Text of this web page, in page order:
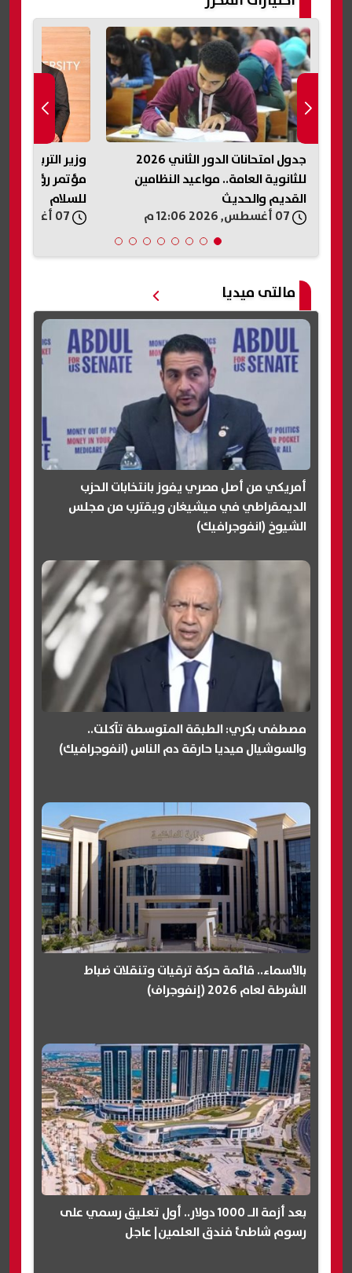
جدول امتحانات الدور الثاني 2026
للثانوية العامة.. مواعيد النظامين
القديم والحديث
وزير التربية
مؤتمر رؤساء
للسلام
مالتى ميديا
أمريكي من أصل مصري يفوز بانتخابات الحزب
الديمقراطي في ميشيغان ويقترب من مجلس
الشيوخ (انفوجرافيك)
مصطفى بكري: الطبقة المتوسطة تآكلت..
والسوشيال ميديا حارقة دم الناس (انفوجرافيك)
بالأسماء.. قائمة حركة ترقيات وتنقلات ضباط
الشرطة لعام 2026 (إنفوجراف)
بعد أزمة الـ 1000 دولار.. أول تعليق رسمي على
رسوم شاطئ فندق العلمين| عاجل